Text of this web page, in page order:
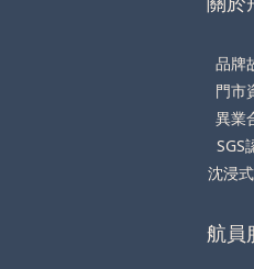
品牌
門市
異業
SGS
沈浸
航員